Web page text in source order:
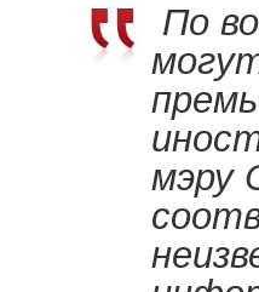
По
мэру